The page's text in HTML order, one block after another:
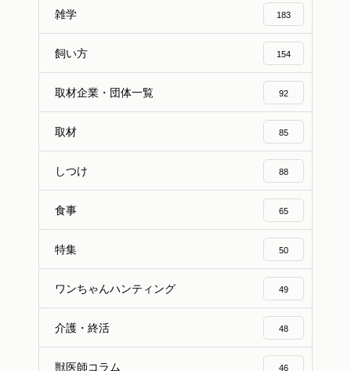
雑学 183
飼い方 154
取材企業・団体一覧 92
取材 85
しつけ 88
食事 65
特集 50
ワンちゃんハンティング 49
介護・終活 48
獣医師コラム 46